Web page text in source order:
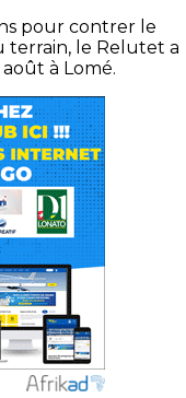
pour contrer le
terrain, le Relutet a
à Lomé.